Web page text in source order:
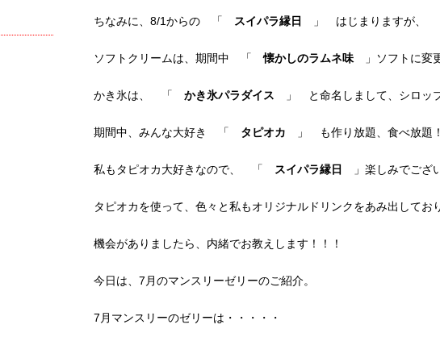
ちなみに、8/1からの 「 スイパラ縁日 」 はじまりますが、
ソフトクリームは、期間中 「懐かしのラムネ味 」ソフトに変更
かき氷は、 「かき氷パラダイス 」 と命名しまして、シロッ
期間中、みんな大好き 「 タピオカ 」 も作り放題、食べ放題
私もタピオカ大好きなので、 「 スイパラ縁日 」楽しみでござ
タピオカを使って、色々と私もオリジナルドリンクをあみ出してお
機会がありましたら、内緒でお教えします！！！
今日は、7月のマンスリーゼリーのご紹介。
7月マンスリーのゼリーは・・・・・